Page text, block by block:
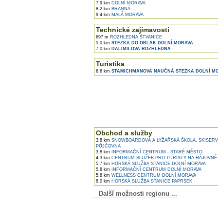
7,9 km DOLNÍ MORAVA
8,2 km BRANNÁ
9,4 km MALÁ MORAVA
Technické zajímavosti
697 m ROZHLEDNA ŠTVANICE
5,0 km STEZKA DO OBLAK DOLNÍ MORAVA
7,0 km DALIMILOVA ROZHLEDNA
Turistika
6,6 km STAMICHMANOVA NAUČNÁ STEZKA DOLNÍ
Obchod a služby
3,8 km SNOWBOARDOVÁ A LYŽAŘSKÁ ŠKOLA,
PŮJČOVNA
3,8 km INFORMAČNÍ CENTRUM - STARÉ MĚSTO
4,3 km CENTRUM SLUŽEB PRO TURISTY NA HÁJOVNĚ
5,7 km HORSKÁ SLUŽBA STANICE DOLNÍ MORAVA
5,8 km INFORMAČNÍ CENTRUM DOLNÍ MORAVA
5,8 km WELLNESS CENTRUM DOLNÍ MORAVA
8,0 km HORSKÁ SLUŽBA STANICE PAPRSEK
Další možnosti regionu ...